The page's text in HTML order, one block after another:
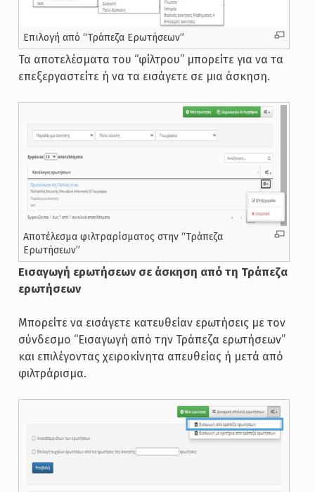
Επιλογή από “Τράπεζα Ερωτήσεων”
Τα αποτελέσματα του “φίλτρου” μπορείτε για να τα
επεξεργαστείτε ή να τα εισάγετε σε μια άσκηση.
Αποτέλεσμα φιλτραρίσματος στην “Τράπεζα
Ερωτήσεων”
Εισαγωγή ερωτήσεων σε άσκηση από τη Τράπεζα
ερωτήσεων
Μπορείτε να εισάγετε κατευθείαν ερωτήσεις με τον
σύνδεσμο “Εισαγωγή από την Τράπεζα ερωτήσεων”
και επιλέγοντας χειροκίνητα απευθείας ή μετά από
φιλτράρισμα.